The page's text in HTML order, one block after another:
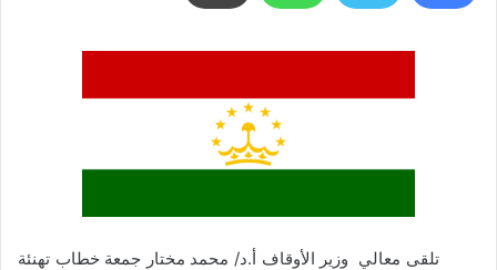
تلقى معالي وزير الأوقاف أ.د/ محمد مختار جمعة خطاب تهنئة